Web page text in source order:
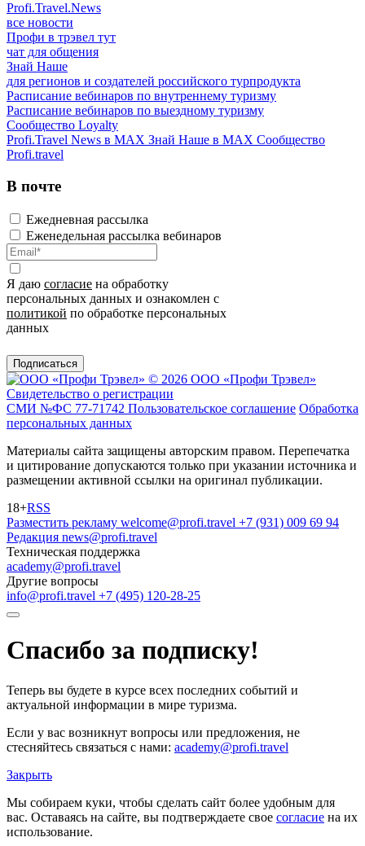
Profi.Travel.News
все новости
Профи в трэвел тут
чат для общения
Знай Наше
для регионов и создателей российского турпродукта
Расписание вебинаров по внутреннему туризму
Расписание вебинаров по выездному туризму
Сообщество Loyalty
Profi.Travel News в MAX Знай Наше в MAX Сообщество
Profi.travel
В почте
Ежедневная рассылка
Еженедельная рассылка вебинаров
Я даю согласие на обработку
персональных данных и ознакомлен с
политикой по обработке персональных
данных
Подписаться
© 2026 ООО «Профи Трэвeл»
Свидетельство о регистрации
СМИ №ФС 77-71742 Пользовательское соглашение Обработка
персональных данных
Материалы сайта защищены авторским правом. Перепечатка
и цитирование допускаются только при указании источника и
размещении активной ссылки на оригинал публикации.
18+RSS
Разместить рекламу welcome@profi.travel +7 (931) 009 69 94
Редакция news@profi.travel
Техническая поддержка
academy@profi.travel
Другие вопросы
info@profi.travel +7 (495) 120-28-25
Спасибо за подписку!
Теперь вы будете в курсе всех последних событий и
актуальной информации в мире туризма.
Если у вас возникнут вопросы или предложения, не
стесняйтесь связаться с нами: academy@profi.travel
Закрыть
Мы собираем куки, чтобы сделать сайт более удобным для
вас. Оставаясь на сайте, вы подтверждаете свое согласие на их
использование.